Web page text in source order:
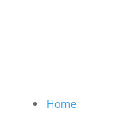
Home